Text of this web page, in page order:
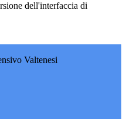
dell'interfaccia di
Valtenesi